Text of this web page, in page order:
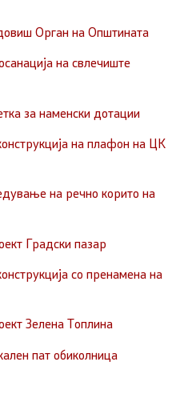
Орган на Општината
на свлечиште
за наменски дотации
на плафон на ЦК
на речно корито на
Градски пазар
со пренамена на
Зелена Топлина
пат обиколница